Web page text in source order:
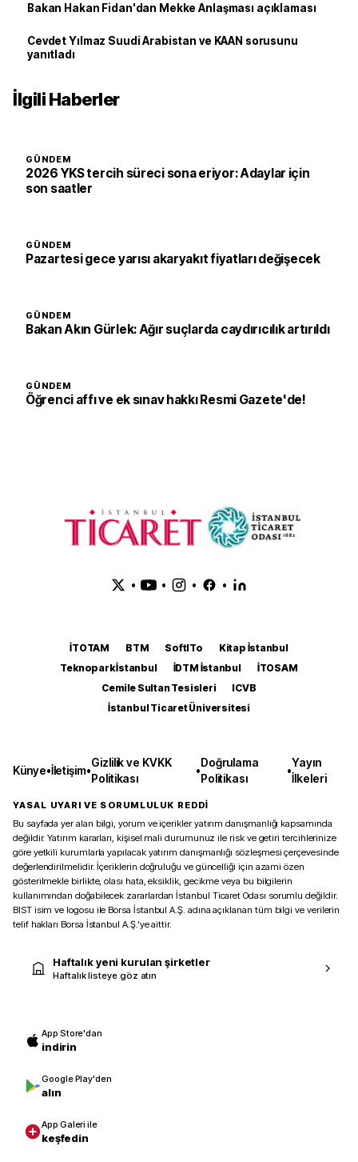
Bakan Hakan Fidan'dan Mekke Anlaşması açıklaması
Cevdet Yılmaz Suudi Arabistan ve KAAN sorusunu
yanıtladı
İlgili Haberler
GÜNDEM
2026 YKS tercih süreci sona eriyor: Adaylar için
son saatler
GÜNDEM
Pazartesi gece yarısı akaryakıt fiyatları değişecek
GÜNDEM
Bakan Akın Gürlek: Ağır suçlarda caydırıcılık artırıldı
GÜNDEM
Öğrenci affı ve ek sınav hakkı Resmi Gazete'de!
• • • •
İTOTAM BTM SoftITo
Kitap İstanbul
Teknopark İstanbul
İDTM İstanbul
İTOSAM
Cemile Sultan Tesisleri
ICVB
İstanbul Ticaret Üniversitesi
Künye•İletişim•
Gizlilik ve KVKK
Politikası
•
Doğrulama
Politikası
•
Yayın
İlkeleri
YASAL UYARI VE SORUMLULUK REDDİ
Bu sayfada yer alan bilgi, yorum ve içerikler yatırım danışmanlığı kapsamında
değildir. Yatırım kararları, kişisel mali durumunuz ile risk ve getiri tercihlerinize
göre yetkili kurumlarla yapılacak yatırım danışmanlığı sözleşmesi çerçevesinde
değerlendirilmelidir. İçeriklerin doğruluğu ve güncelliği için azami özen
gösterilmekle birlikte, olası hata, eksiklik, gecikme veya bu bilgilerin
kullanımından doğabilecek zararlardan İstanbul Ticaret Odası sorumlu değildir.
BIST isim ve logosu ile Borsa İstanbul A.Ş. adına açıklanan tüm bilgi ve verilerin
telif hakları Borsa İstanbul A.Ş.’ye aittir.
Haftalık yeni kurulan şirketler
Haftalık listeye göz atın
App Store'dan
indirin
Google Play'den
alın
App Galeri ile
keşfedin